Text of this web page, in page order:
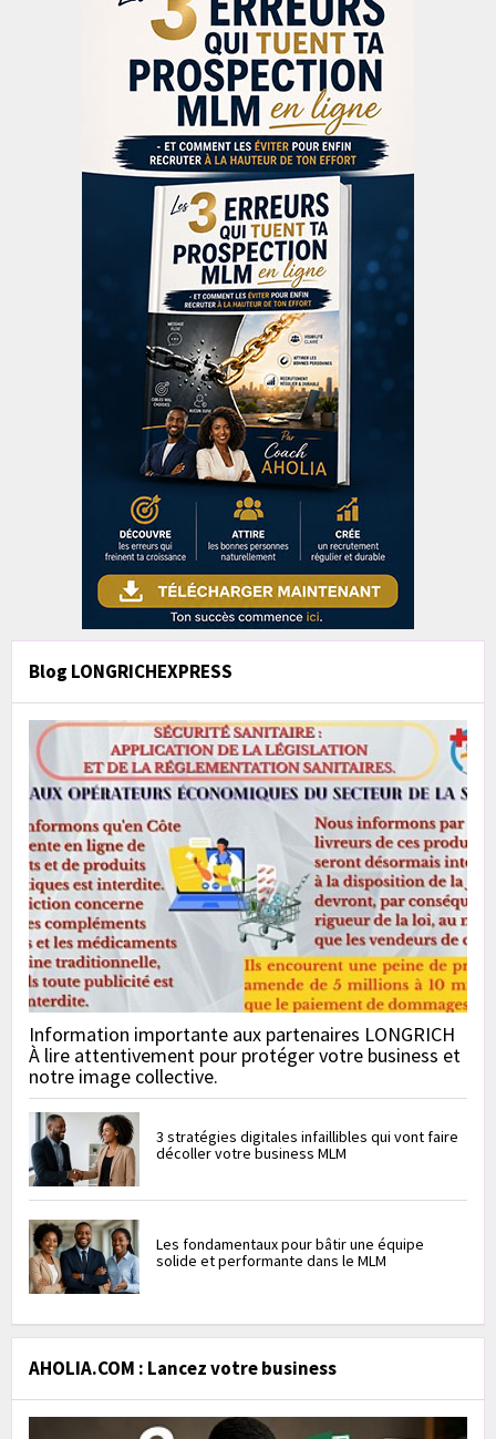
Blog LONGRICHEXPRESS
Information importante aux partenaires LONGRICH
À lire attentivement pour protéger votre business et
notre image collective.
3 stratégies digitales infaillibles qui vont faire
décoller votre business MLM
Les fondamentaux pour bâtir une équipe
solide et performante dans le MLM
AHOLIA.COM : Lancez votre business